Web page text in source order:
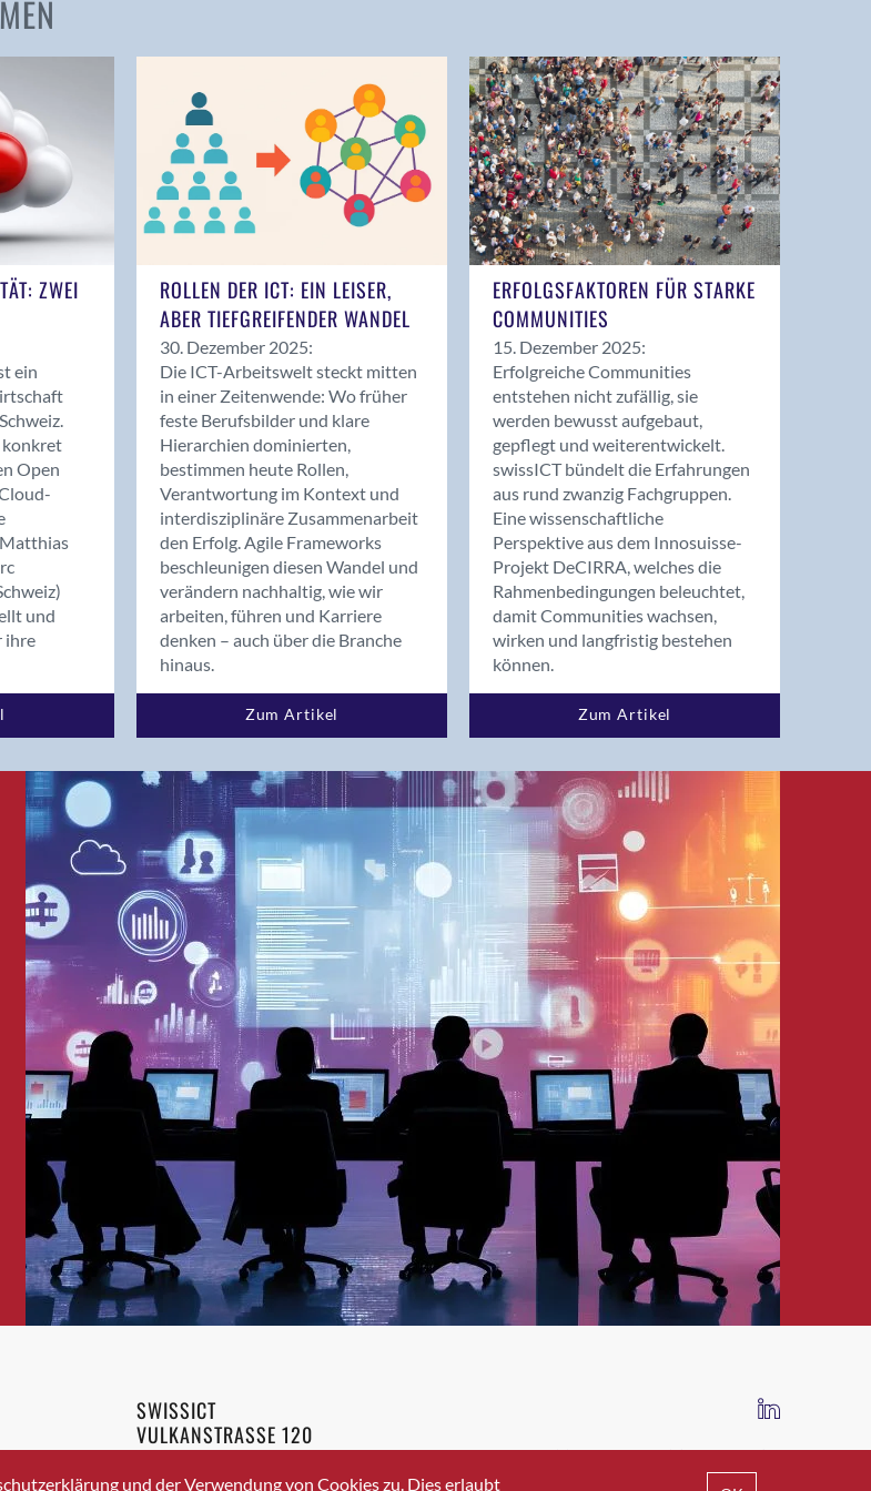
Andelfingen
Balsthal
Balzers
Bassersdorf
Benken (SG)
Bergdietikon
Bern - Liebefeld
Bolligen
Bonaduz
Bonstetten
Bottighofen
Bremgarten bei Bern
Brig-Glis
Bronschhofen
Brugg AG
Brütten
Bubendorf
Buchs (SG)
Bäretswil
Bülach
Cazis
Cham
Davos Platz
Davos Platz 1
ZWEI
ein
konkret
Open
und
ihre
ROLLEN DER ICT: EIN LEISER,
ABER TIEFGREIFENDER WANDEL
30. Dezember 2025:
Die ICT-Arbeitswelt steckt mitten
in einer Zeitenwende: Wo früher
feste Berufsbilder und klare
Hierarchien dominierten,
bestimmen heute Rollen,
Verantwortung im Kontext und
interdisziplinäre Zusammenarbeit
den Erfolg. Agile Frameworks
beschleunigen diesen Wandel und
verändern nachhaltig, wie wir
arbeiten, führen und Karriere
denken – auch über die Branche
hinaus.
Zum Artikel
ERFOLGSFAKTOREN FÜR STARKE
COMMUNITIES
15. Dezember 2025:
Erfolgreiche Communities
entstehen nicht zufällig, sie
werden bewusst aufgebaut,
gepflegt und weiterentwickelt.
swissICT bündelt die Erfahrungen
aus rund zwanzig Fachgruppen.
Eine wissenschaftliche
Perspektive aus dem Innosuisse-
Projekt DeCIRRA, welches die
Rahmenbedingungen beleuchtet,
damit Communities wachsen,
wirken und langfristig bestehen
können.
Zum Artikel
SWISSICT
VULKANSTRASSE 120
8048 ZURICH
IMPRESSUM DATENSCHUTZ AGB
und der Verwendung von Cookies zu. Dies erlaubt